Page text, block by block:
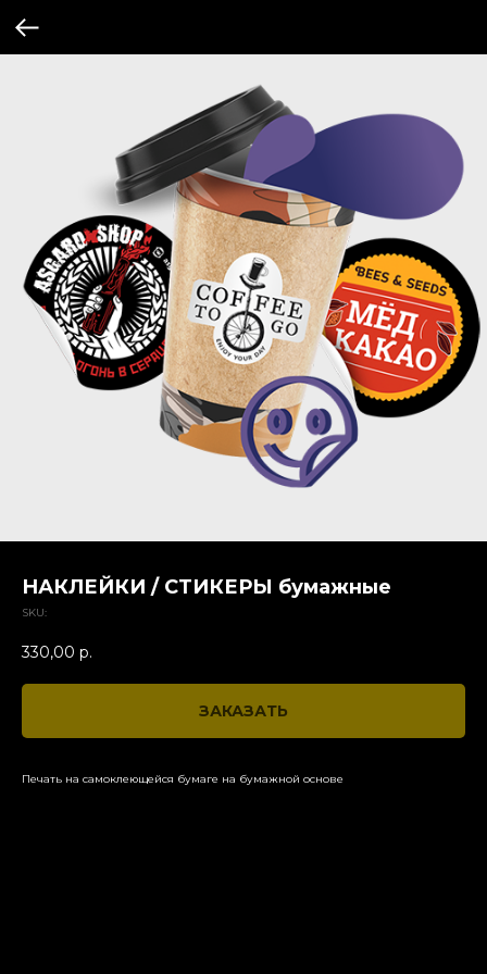
НАКЛЕЙКИ / СТИКЕРЫ бумажные
SKU:
330,00 р.
ЗАКАЗАТЬ
Печать на самоклеющейся бумаге на бумажной основе